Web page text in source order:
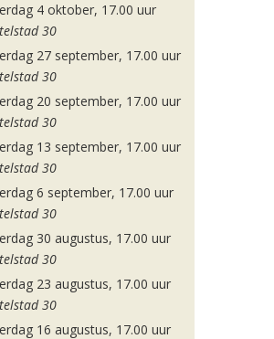
4 oktober, 17.00 uur
30
27 september, 17.00 uur
30
20 september, 17.00 uur
30
13 september, 17.00 uur
30
6 september, 17.00 uur
30
30 augustus, 17.00 uur
30
23 augustus, 17.00 uur
30
16 augustus, 17.00 uur